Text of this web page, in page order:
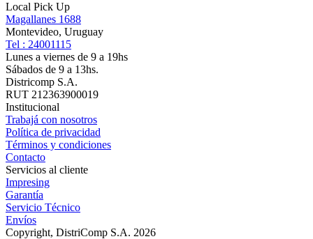
Local Pick Up
Magallanes 1688
Montevideo, Uruguay
Tel : 24001115
Lunes a viernes de 9 a 19hs
Sábados de 9 a 13hs.
Districomp S.A.
RUT 212363900019
Institucional
Trabajá con nosotros
Política de privacidad
Términos y condiciones
Contacto
Servicios al cliente
Impresing
Garantía
Servicio Técnico
Envíos
Copyright, DistriComp S.A. 2026